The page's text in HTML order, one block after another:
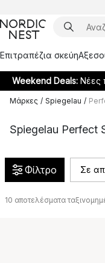
Επιτραπέζια σκεύη
Weekend Deals: Νέες
Μάρκες / Spiegelau /
Spiegelau Perfect
Φίλτρο Σε
10 αποτελέσματα